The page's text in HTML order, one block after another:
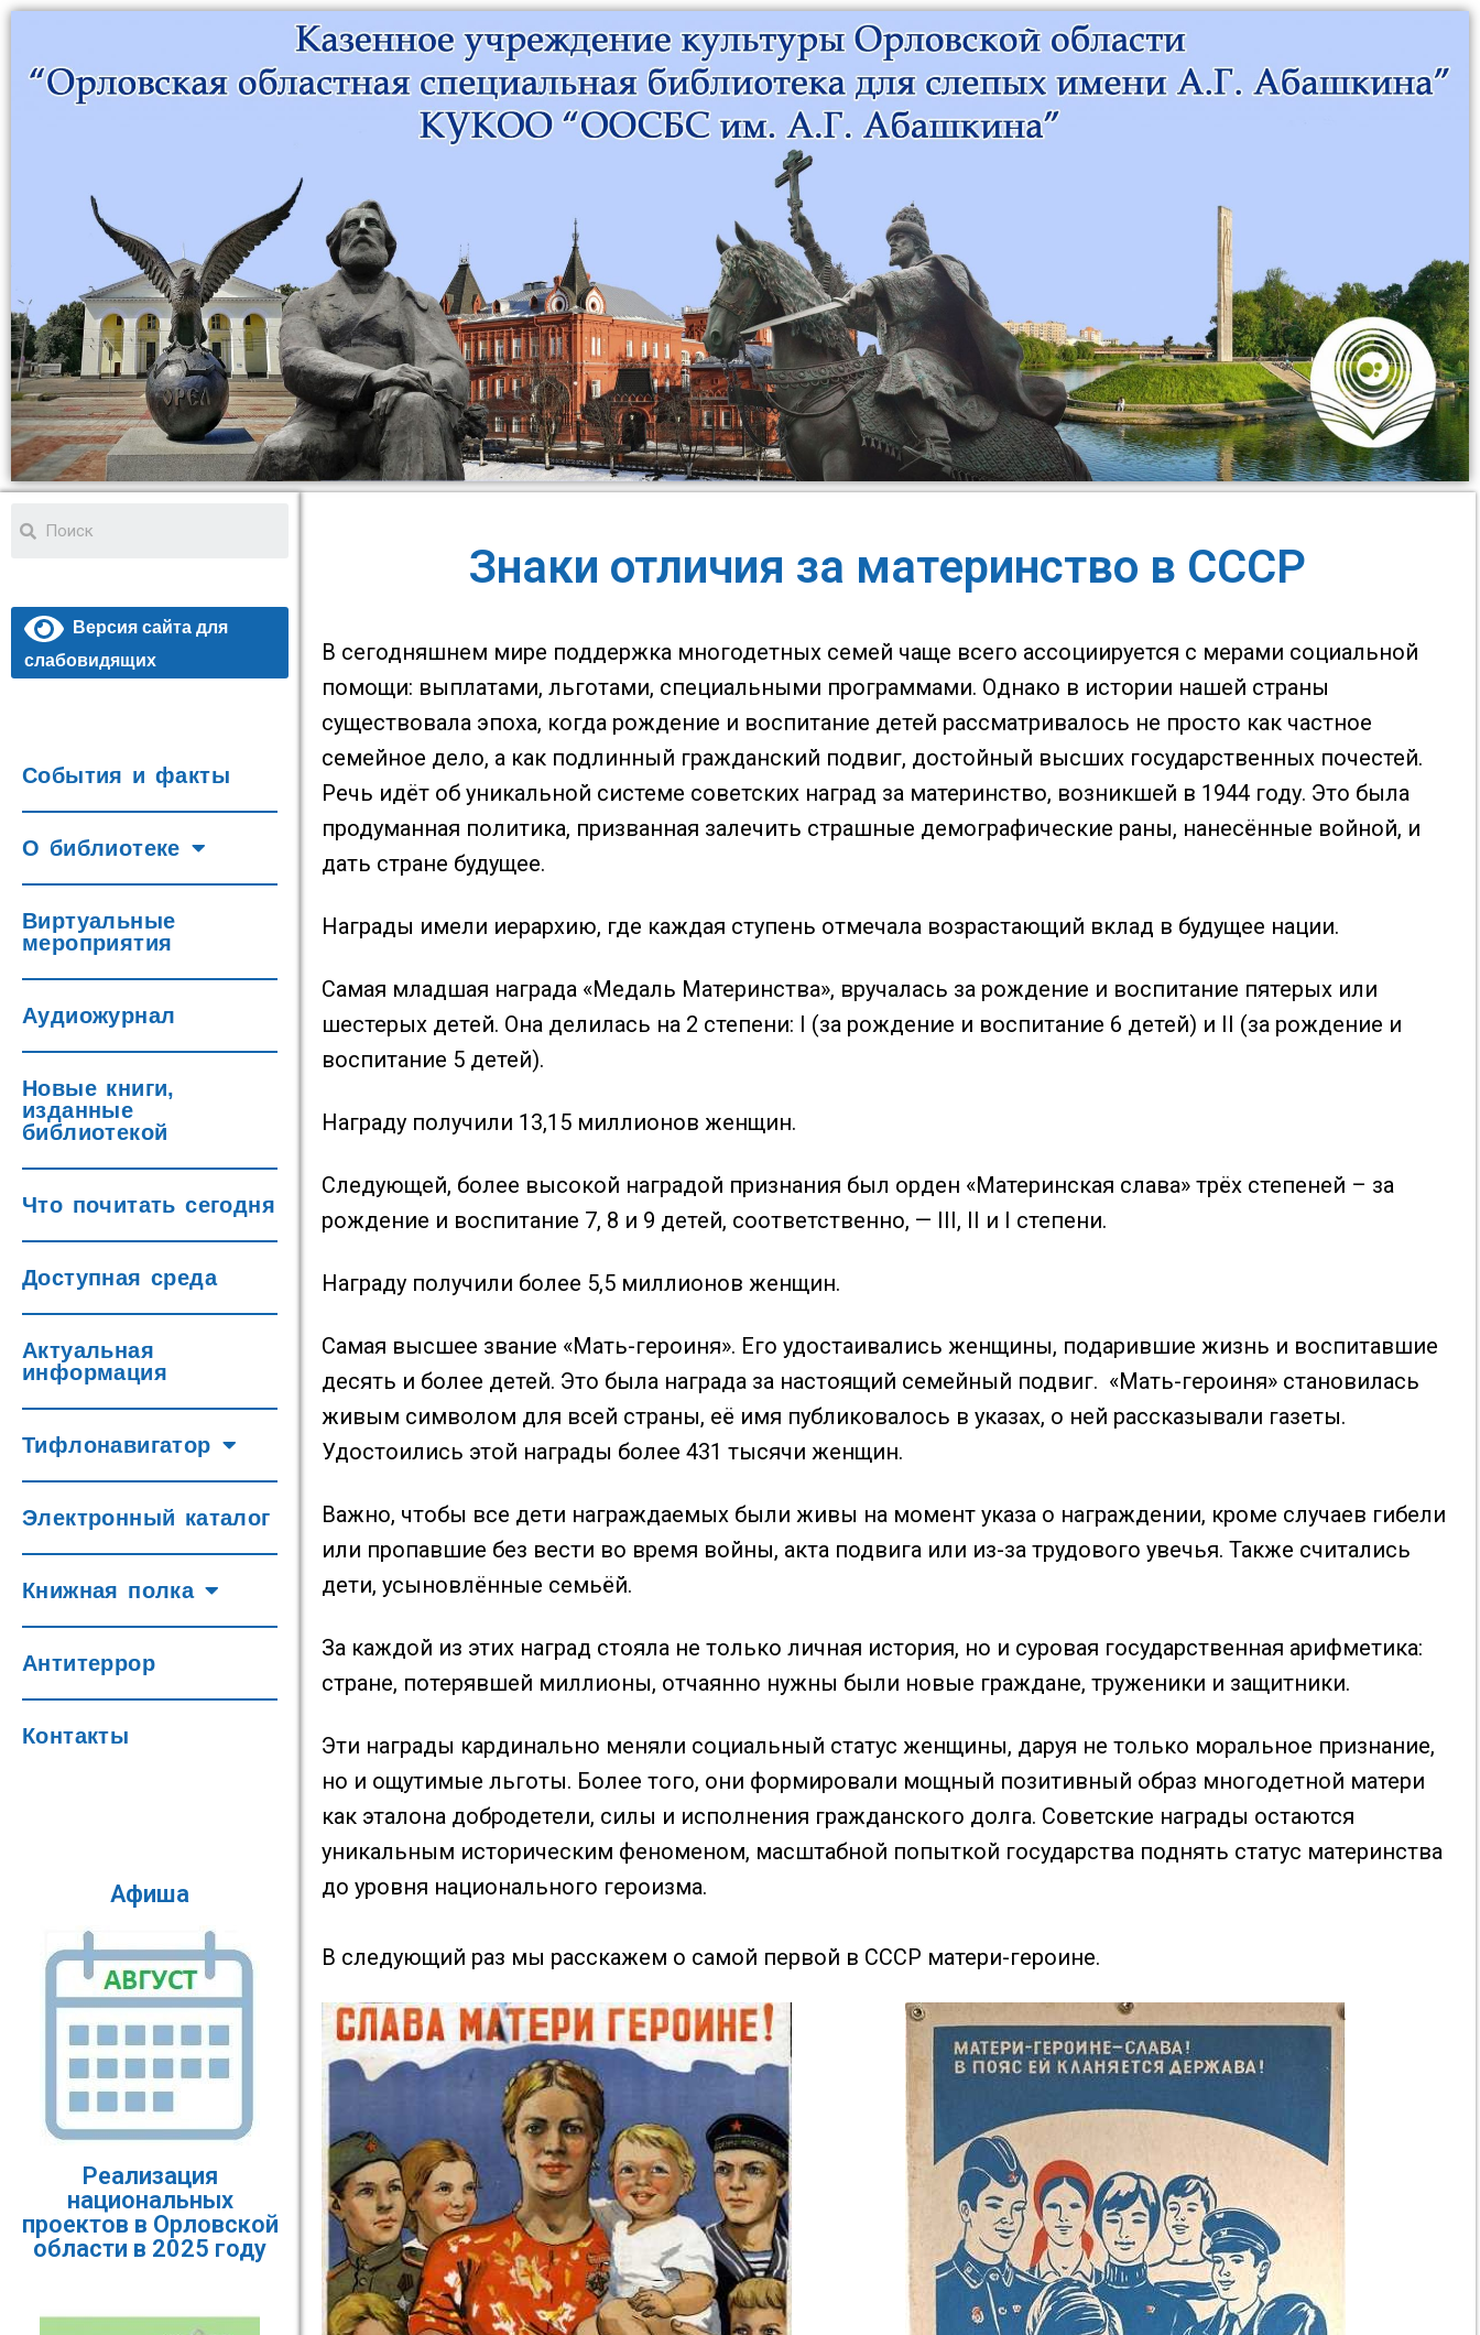
Версия сайта для
слабовидящих
События и факты
О библиотеке
Виртуальные
мероприятия
Аудиожурнал
Новые книги,
изданные
библиотекой
Что почитать сегодня
Доступная среда
Актуальная
информация
Тифлонавигатор
Электронный каталог
Книжная полка
Антитеррор
Контакты
Афиша
Реализация
национальных
проектов в Орловской
области в 2025 году
Знаки отличия за материнство в СССР
В сегодняшнем мире поддержка многодетных семей чаще всего ассоциируется с мерами социальной
помощи: выплатами, льготами, специальными программами. Однако в истории нашей страны
существовала эпоха, когда рождение и воспитание детей рассматривалось не просто как частное
семейное дело, а как подлинный гражданский подвиг, достойный высших государственных почестей.
Речь идёт об уникальной системе советских наград за материнство, возникшей в 1944 году. Это была
продуманная политика, призванная залечить страшные демографические раны, нанесённые войной, и
дать стране будущее.
Награды имели иерархию, где каждая ступень отмечала возрастающий вклад в будущее нации.
Самая младшая награда «Медаль Материнства», вручалась за рождение и воспитание пятерых или
шестерых детей. Она делилась на 2 степени: I (за рождение и воспитание 6 детей) и II (за рождение и
воспитание 5 детей).
Награду получили 13,15 миллионов женщин.
Следующей, более высокой наградой признания был орден «Материнская слава» трёх степеней – за
рождение и воспитание 7, 8 и 9 детей, соответственно, — III, II и I степени.
Награду получили более 5,5 миллионов женщин.
Самая высшее звание «Мать-героиня». Его удостаивались женщины, подарившие жизнь и воспитавшие
десять и более детей. Это была награда за настоящий семейный подвиг. «Мать-героиня» становилась
живым символом для всей страны, её имя публиковалось в указах, о ней рассказывали газеты.
Удостоились этой награды более 431 тысячи женщин.
Важно, чтобы все дети награждаемых были живы на момент указа о награждении, кроме случаев гибели
или пропавшие без вести во время войны, акта подвига или из-за трудового увечья. Также считались
дети, усыновлённые семьёй.
За каждой из этих наград стояла не только личная история, но и суровая государственная арифметика:
стране, потерявшей миллионы, отчаянно нужны были новые граждане, труженики и защитники.
Эти награды кардинально меняли социальный статус женщины, даруя не только моральное признание,
но и ощутимые льготы. Более того, они формировали мощный позитивный образ многодетной матери
как эталона добродетели, силы и исполнения гражданского долга. Советские награды остаются
уникальным историческим феноменом, масштабной попыткой государства поднять статус материнства
до уровня национального героизма.
В следующий раз мы расскажем о самой первой в СССР матери-героине.